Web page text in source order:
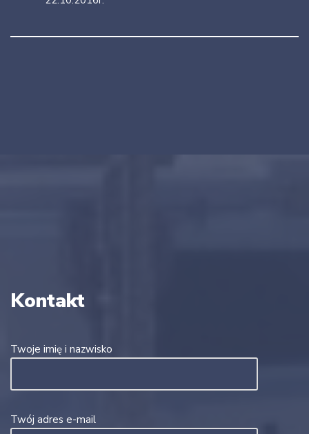
Kontakt
Twoje imię i nazwisko
Twój adres e-mail